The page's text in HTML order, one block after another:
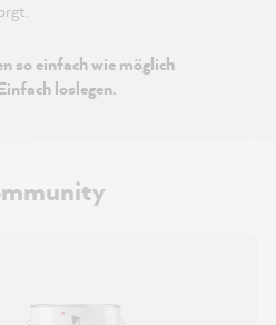
so einfach wie möglich
loslegen.